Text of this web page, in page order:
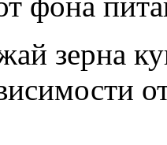
зерна